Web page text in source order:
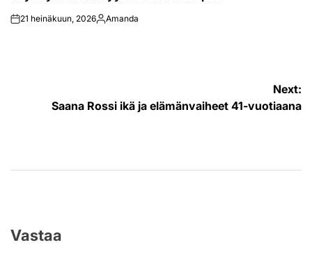
on21 heinäkuun, 2026Posted
Amanda
Artikkelien
selaus
Next:
Saana Rossi ikä ja elämänvaiheet 41-vuotiaana
Vastaa